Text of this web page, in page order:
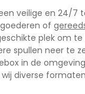
veilige en 24/7
of
plek om
spullen neer te
in de
diverse